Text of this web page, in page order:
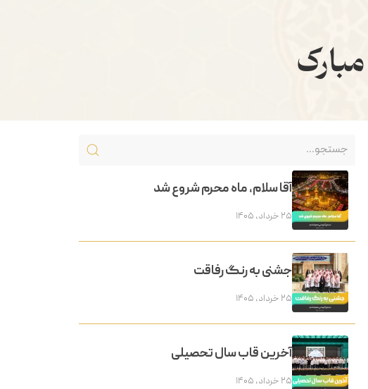
آقا سلام، ماه محرم شروع شد
۲۵ خرداد, ۱۴۰۵
جشنی به رنگ رفاقت
۲۵ خرداد, ۱۴۰۵
آخرین قاب سال تحصیلی
۲۵ خرداد, ۱۴۰۵